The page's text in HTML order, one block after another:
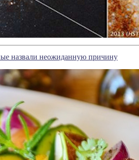
назвали неожиданную причину